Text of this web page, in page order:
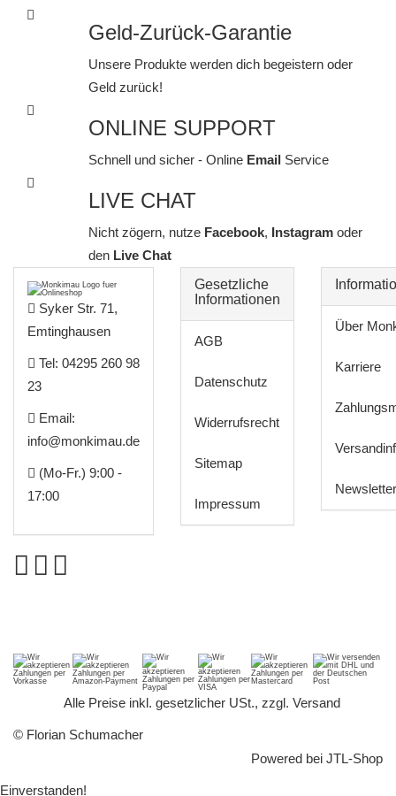
Geld-Zurück-Garantie
Unsere Produkte werden dich begeistern oder
Geld zurück!
ONLINE SUPPORT
Schnell und sicher - Online Email Service
LIVE CHAT
Nicht zögern, nutze Facebook, Instagram oder
denLive Chat
Syker Str. 71,
Emtinghausen
Tel: 04295 260 98
23
Email:
info@monkimau.de
(Mo-Fr.) 9:00 -
17:00
Gesetzliche
Informationen
AGB
Datenschutz
Widerrufsrecht
Sitemap
Impressum
Über
Karriere
Newsletter
Alle Preise inkl. gesetzlicher USt., zzgl. Versand
© Florian Schumacher
Powered bei JTL-Shop
Einverstanden!